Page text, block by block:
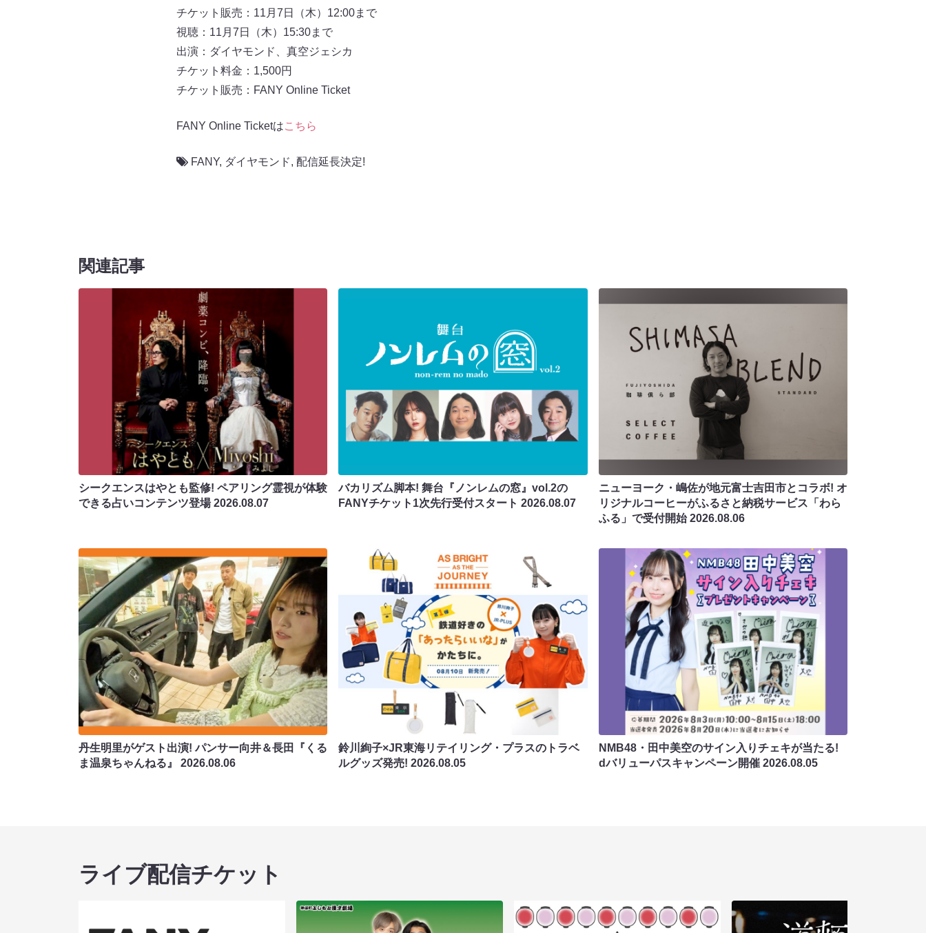
チケット販売：11月7日（木）12:00まで
視聴：11月7日（木）15:30まで
出演：ダイヤモンド、真空ジェシカ
チケット料金：1,500円
チケット販売：FANY Online Ticket
FANY Online Ticketはこちら
FANY, ダイヤモンド, 配信延長決定!
関連記事
シークエンスはやとも監修! ペアリング霊視が体験
できる占いコンテンツ登場2026.08.07
バカリズム脚本! 舞台『ノンレムの窓』vol.2の
FANYチケット1次先行受付スタート2026.08.07
ニューヨーク・嶋佐が地元富士吉田市とコラボ! オ
リジナルコーヒーがふるさと納税サービス「わら
ふる」で受付開始2026.08.06
丹生明里がゲスト出演! パンサー向井＆長田『くる
ま温泉ちゃんねる』 2026.08.06
鈴川絢子×JR東海リテイリング・プラスのトラベ
ルグッズ発売!2026.08.05
NMB48・田中美空のサイン入りチェキが当たる!
dバリューパスキャンペーン開催 2026.08.05
ライブ配信チケット